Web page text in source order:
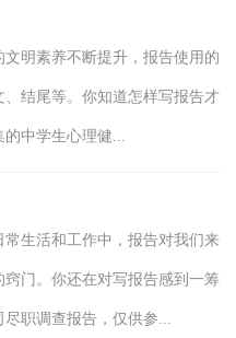
明素养不断提升，报告使用的
结尾等。你知道怎样写报告才
中学生心理健...
生活和工作中，报告对我们来
门。你还在对写报告感到一筹
职调查报告，仅供参...